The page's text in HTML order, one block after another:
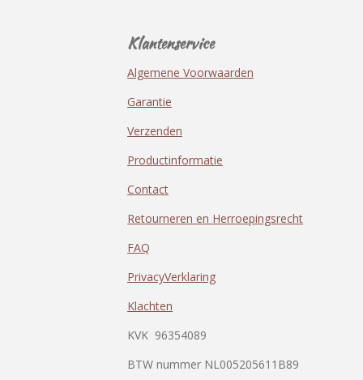
Klantenservice
Algemene Voorwaarden
Garantie
Verzenden
Productinformatie
Contact
Retourneren en Herroepingsrecht
FAQ
PrivacyVerklaring
Klachten
KVK 96354089
BTW nummer NL005205611B89